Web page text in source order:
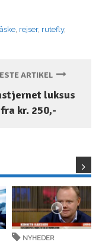
, rejser, rutefly,
ARTIKEL
luksus
fra kr. 250,-
NYHEDER